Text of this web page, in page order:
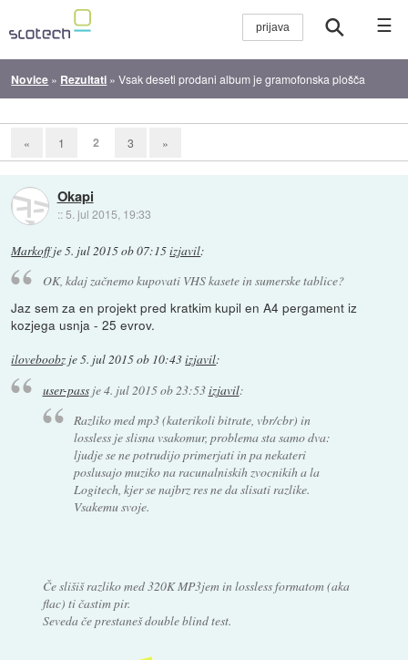
☰
Novice » Rezultati »Vsak deseti prodani album je gramofonska plošča
« 1 2 3 »
Okapi
:: 5. jul 2015, 19:33
Markoffje5. jul 2015 ob 07:15izjavil:
OK, kdaj začnemo kupovati VHS kasete in sumerske tablice?
Jaz sem za en projekt pred kratkim kupil en A4 pergament iz
kozjega usnja - 25 evrov.
iloveboobz je5. jul 2015 ob 10:43izjavil:
user-passje4. jul 2015 ob 23:53izjavil:
Razliko med mp3 (katerikoli bitrate, vbr/cbr) in
lossless je slisna vsakomur, problema sta samo dva:
ljudje se ne potrudijo primerjati in pa nekateri
poslusajo muziko na racunalniskih zvocnikih a la
Logitech, kjer se najbrz res ne da slisati razlike.
Vsakemu svoje.
Če slišiš razliko med 320K MP3jem in lossless formatom (aka
flac) ti častim pir.
Seveda če prestaneš double blind test.